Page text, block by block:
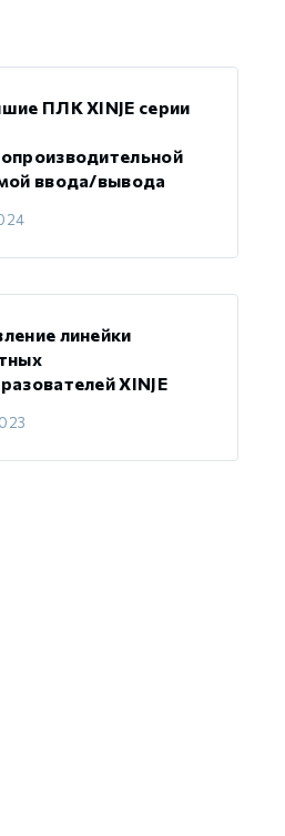
ПЛК XINJE серии
ввода/вывода
линейки
XINJE